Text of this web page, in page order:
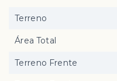
Terreno
Área Total
Terreno Frente